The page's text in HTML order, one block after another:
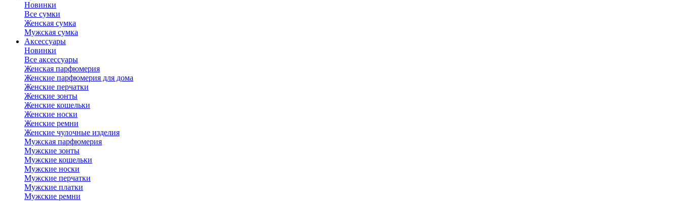
Новинки
Все сумки
Женская сумка
Мужская сумка
Аксессуары
Новинки
Все аксессуары
Женская парфюмерия
Женские парфюмерия для дома
Женские перчатки
Женские зонты
Женские кошельки
Женские носки
Женские ремни
Женские чулочные изделия
Мужская парфюмерия
Мужские зонты
Мужские кошельки
Мужские носки
Мужские перчатки
Мужские платки
Мужские ремни